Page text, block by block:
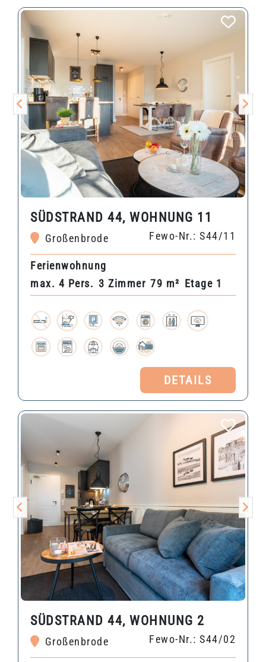
SÜDSTRAND 44, WOHNUNG 11
Großenbrode Fewo-Nr.: S44/11
Ferienwohnung
max. 4 Pers. 3 Zimmer 79 m² Etage 1
DETAILS
SÜDSTRAND 44, WOHNUNG 2
Großenbrode Fewo-Nr.: S44/02